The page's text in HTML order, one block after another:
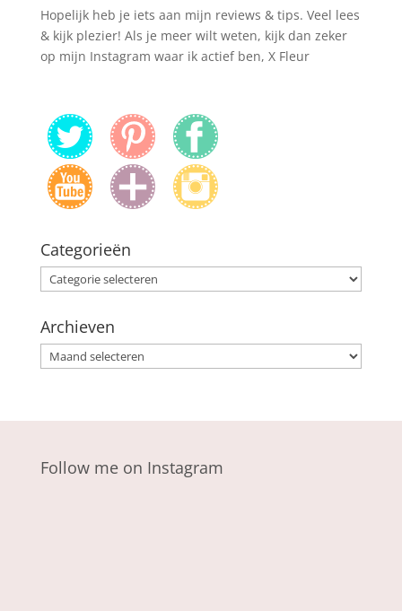
Hopelijk heb je iets aan mijn reviews & tips. Veel lees
& kijk plezier! Als je meer wilt weten, kijk dan zeker
op mijn Instagram waar ik actief ben, X Fleur
Categorieën
Categorieën
Archieven
Archieven
Follow me on Instagram